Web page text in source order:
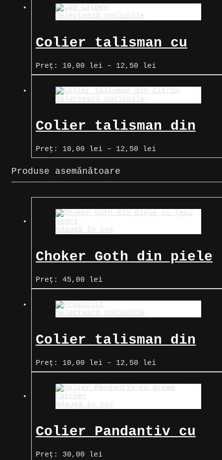
Selectează opțiunile
Colier talisman cu
cristal de Jad galben
Preț: 10,00 lei – 12,50 leiInterval
de
10,00 lei
Selectează opțiunile
Colier talisman din
Citrin
Preț: 10,00 lei – 12,50 leiInterval
de
până
12,50 lei
Produse asemănătoare
Adaugă în coș
Choker Goth din piele
cu țepi negri
Preț: 45,00 lei
Selectează opțiunile
Colier talisman din
Prasiolit (cuarț verde
clar)
Preț: 10,00 lei – 12,50 leiInterval
de
10,00 lei
Adaugă în coș
Colier Pandantiv cu
Dream Catcher
Preț: 30,00 lei